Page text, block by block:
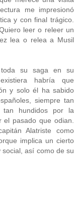
me impresionó
y con final trágico.
leer o releer un
lea o relea a Musil
su saga en su
habría que
y solo él ha sabido
siempre tan
tan hundidos por la
el pasado que odian.
Alatriste como
implica un cierto
así como de su